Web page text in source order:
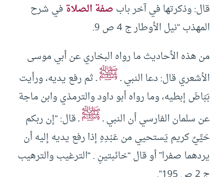
قال: وذكرتها في آخر بابصفة الصلاةفي شرح
المهذب “نيل الأوطار ج 4 ص 9.
من هذه الأحاديث ما رواه البخاري عن أبي موسى
الأشعري قال: دعا النبي ـﷺـ ثم رفع يديه، ورأيت
بَبَاضَ إبطيه، وما رواه أبو داود والترمذي وابن ماجة
عن سلمان الفارسي أن النبي ـﷺـ قال: “إن ربكم
حَيِّيٌ كريم يَستحيي من عَبْدِهِ إذا رفع يديه إليه أن
يردهما صفرا” أو قال “خائبتينِ . “الترغيب والترهيب